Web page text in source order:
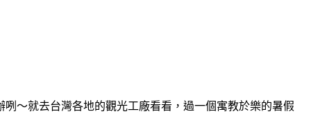
～就去台灣各地的觀光工廠看看，過一個寓教於樂的暑假